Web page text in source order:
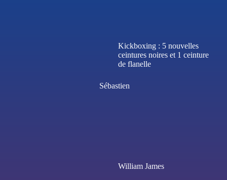
Kickboxing : 5 nouvelles
ceintures noires et 1 ceinture
de flanelle
Sébastien
William James